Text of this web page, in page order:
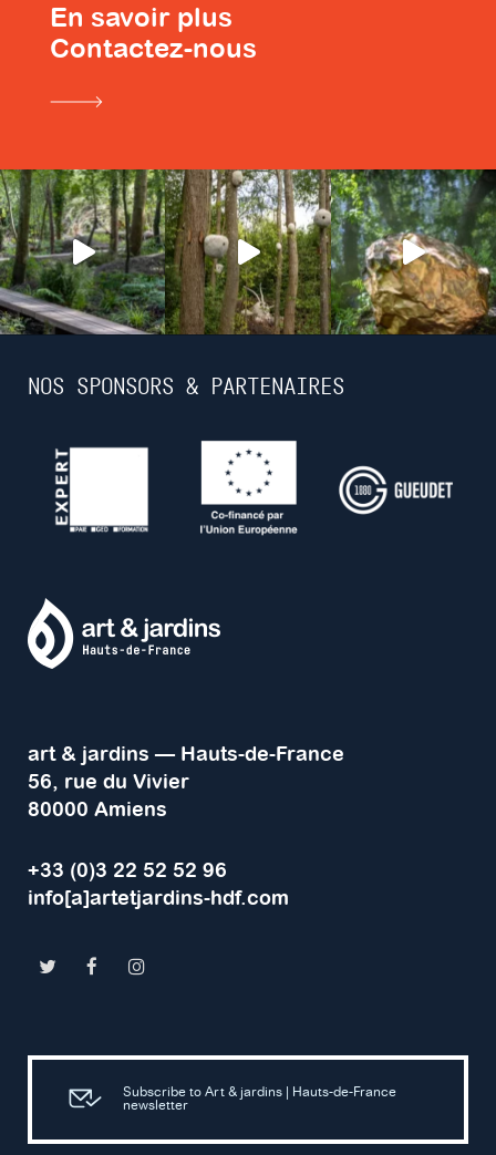
En savoir plus
Contactez-nous
NOS SPONSORS & PARTENAIRES
art & jardins — Hauts-de-France
56, rue du Vivier
80000 Amiens
+33 (0)3 22 52 52 96
info[a]artetjardins-hdf.com
Subscribe to Art & jardins | Hauts-de-France
newsletter